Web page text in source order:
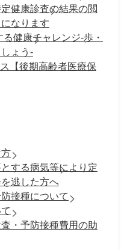
健康診査の結果の閲
なります
健康チャレンジ-歩・
ょう-
【後期高齢者医療保
する病気等により定
逃した方へ
接種について
・予防接種費用の助